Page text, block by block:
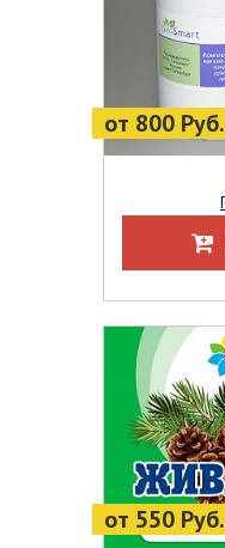
от 800 Руб.
от 550 Руб.